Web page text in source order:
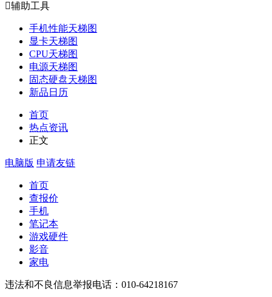
辅助工具
手机性能天梯图
显卡天梯图
CPU天梯图
电源天梯图
固态硬盘天梯图
新品日历
首页
热点资讯
正文
电脑版 申请友链
首页
查报价
手机
笔记本
游戏硬件
影音
家电
违法和不良信息举报电话：010-64218167